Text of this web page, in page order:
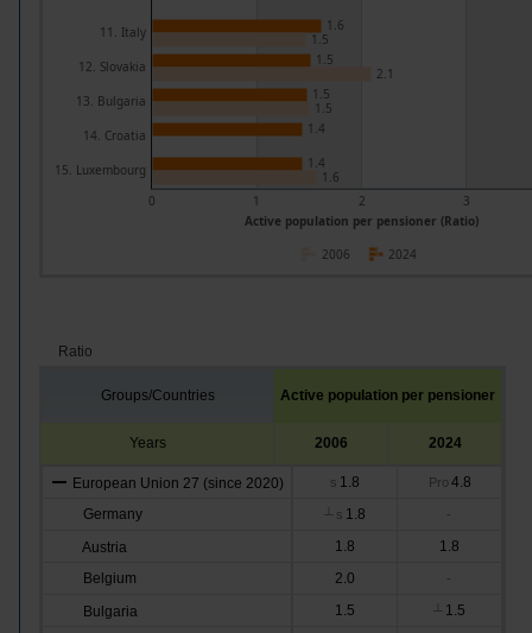
Active population per pensioner (Ratio)
0 1 2 3
11. Italy
12. Slovakia
13. Bulgaria
14. Croatia
15. Luxembourg
1.6
1.5
1.5
1.4
1.4
1.5
2.1
1.5
1.6
2024
2006
Ratio
Groups/Countries Active population per pensioner
Years 2006 2024
European Union 27 (since 2020) s 1.8 Pro 4.8
Germany
┴ s 1.8 -
Austria 1.8
1.8
Belgium
2.0 -
Bulgaria 1.5 ┴ 1.5